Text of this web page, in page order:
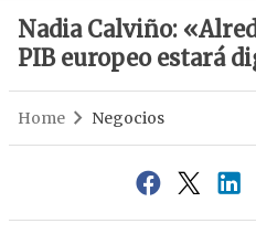
Nadia Calviño:
PIB europeo estará
Home Negocios